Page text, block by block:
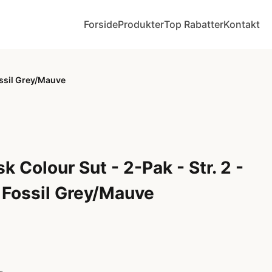
ForsideProdukterTop RabatterKontakt
Grey/Mauve
Colour Sut - 2-Pak - Str. 2 -
Grey/Mauve